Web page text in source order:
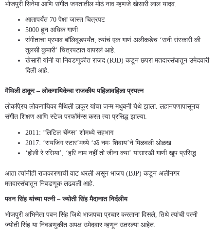
भोजपुरी सिनेमा आणि संगीत जगतातील मोठं नाव म्हणजे खेसारी लाल यादव.
आतापर्यंत 70 पेक्षा जास्त चित्रपट
5000 हून अधिक गाणी
संगीताचा प्रभाव बॉलिवूडपर्यंत; त्यांचं एक गाणं अलीकडेच ‘सनी संस्कारी की
तुलसी कुमारी’ चित्रपटात वापरलं आहे.
खेसारी यांनी या निवडणुकीत राजद (RJD) कडून छपरा मतदारसंघातून उमेदवारी
दिली आहे.
मैथिली ठाकूर – लोकगायिकेचा राजकीय पहिलावहिला प्रयत्न
लोकप्रिय लोकगायिका मैथिली ठाकूर यांचा जन्म मधुबनी येथे झाला. लहानपणापासूनच
संगीत शिक्षण आणि स्टेज परफॉर्मन्स करत त्या प्रसिद्ध झाल्या.
2011: ‘लिटिल चॅम्प्स’ शोमध्ये सहभाग
2017: ‘रायजिंग स्टार’मध्ये ‘ॐ नमः शिवाय’ने मिळवली ओळख
‘होली रे रसिया’, ‘हरि नाम नहीं तो जीना क्या’ यांसारखी गाणी खूप प्रसिद्ध
आता त्यांनीही राजकारणाची वाट धरली असून भाजप (BJP) कडून अलीनगर
मतदारसंघातून निवडणूक लढवली आहे.
पवन सिंह यांच्या पत्नी – ज्योती सिंह मैदानात निर्दलीय
भोजपुरी अभिनेता पवन सिंह जिथे भाजपचा प्रचार करताना दिसले, तिथे त्यांची पत्नी
ज्योती सिंह या निवडणुकीत अपक्ष उमेदवार म्हणून उतरल्या आहेत.